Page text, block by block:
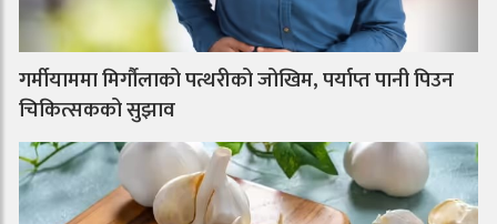
गर्मीयाममा मिर्गौलाको पत्थरीको जोखिम, पर्याप्त पानी पिउन
चिकित्सकको सुझाव